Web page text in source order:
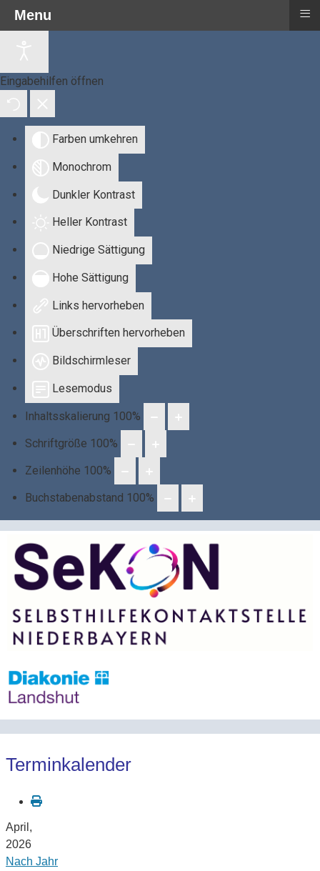
Eingabehilfen öffnen
Farben umkehren
Monochrom
Dunkler Kontrast
Heller Kontrast
Niedrige Sättigung
Hohe Sättigung
Links hervorheben
Überschriften hervorheben
Bildschirmleser
Lesemodus
Inhaltsskalierung 100%
Schriftgröße 100%
Zeilenhöhe 100%
Buchstabenabstand 100%
Terminkalender
April,
2026
Nach Jahr
Menu ≡